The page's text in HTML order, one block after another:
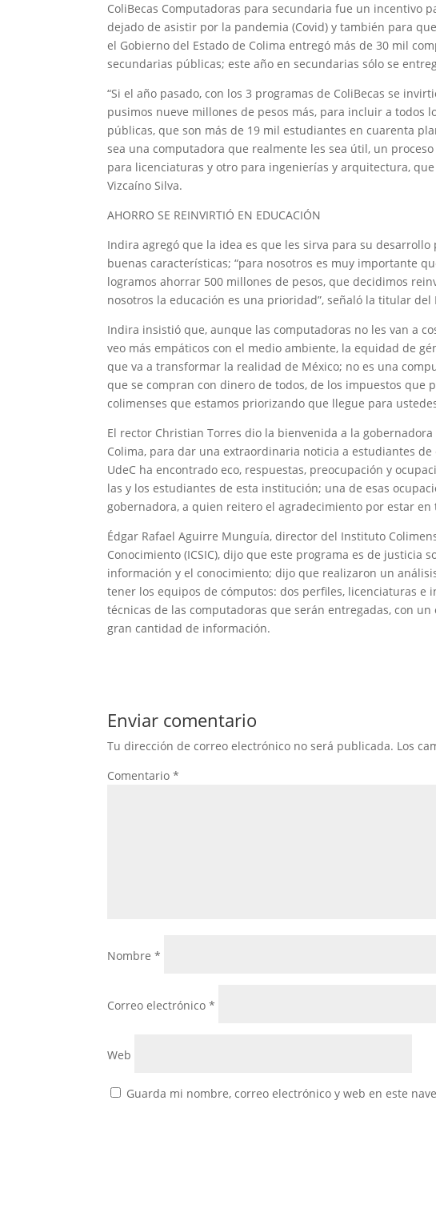
ColiBecas Computadoras para secundaria fue un incentivo
dejado de asistir por la pandemia (Covid) y también para
el Gobierno del Estado de Colima entregó más de 30 mil
secundarias públicas; este año en secundarias sólo se
“Si el año pasado, con los 3 programas de ColiBecas se
pusimos nueve millones de pesos más, para incluir a todos
públicas, que son más de 19 mil estudiantes en cuarenta
sea una computadora que realmente les sea útil, un
para licenciaturas y otro para ingenierías y arquitectura,
Vizcaíno Silva.
AHORRO SE REINVIRTIÓ EN EDUCACIÓN
Indira agregó que la idea es que les sirva para su
buenas características; “para nosotros es muy importante
logramos ahorrar 500 millones de pesos, que decidimos
nosotros la educación es una prioridad”, señaló la titular del
Indira insistió que, aunque las computadoras no les van a
veo más empáticos con el medio ambiente, la equidad de
que va a transformar la realidad de México; no es una
que se compran con dinero de todos, de los impuestos que
colimenses que estamos priorizando que llegue para
El rector Christian Torres dio la bienvenida a la
Colima, para dar una extraordinaria noticia a estudiantes
UdeC ha encontrado eco, respuestas, preocupación y
las y los estudiantes de esta institución; una de esas
gobernadora, a quien reitero el agradecimiento por estar en
Édgar Rafael Aguirre Munguía, director del Instituto
Conocimiento (ICSIC), dijo que este programa es de justicia
información y el conocimiento; dijo que realizaron un
tener los equipos de cómputos: dos perfiles, licenciaturas e
técnicas de las computadoras que serán entregadas, con
gran cantidad de información.
Enviar comentario
Tu dirección de correo electrónico no será publicada. Los
Comentario*
Nombre*
Correo electrónico*
Web
Guarda mi nombre, correo electrónico y web en este